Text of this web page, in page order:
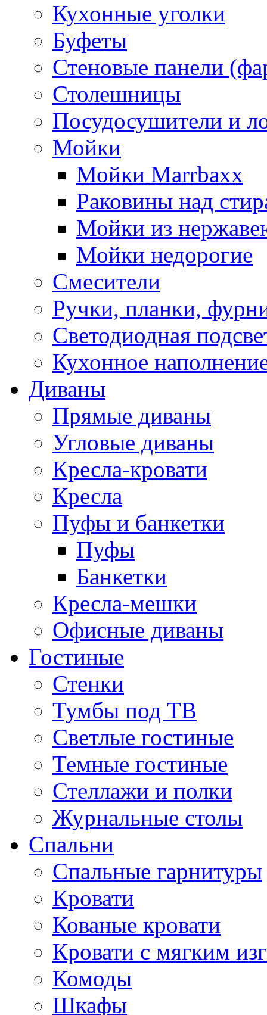
Кухонные уголки
Буфеты
Стеновые панели
Столешницы
Посудосушители и
Мойки
Мойки Marrbaxx
Раковины над
Мойки из
Мойки недорогие
Смесители
Ручки, планки,
Светодиодная
Кухонное
Диваны
Прямые диваны
Угловые диваны
Кресла-кровати
Кресла
Пуфы и банкетки
Пуфы
Банкетки
Кресла-мешки
Офисные диваны
Гостиные
Стенки
Тумбы под ТВ
Светлые гостиные
Темные гостиные
Стеллажи и полки
Журнальные столы
Спальни
Спальные гарнитуры
Кровати
Кованые кровати
Кровати с мягким
Комоды
Шкафы